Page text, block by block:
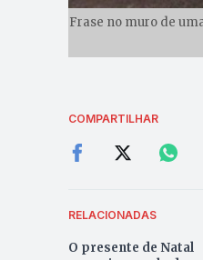
Frase no muro de
COMPARTILHAR
RELACIONADAS
O presente de Natal